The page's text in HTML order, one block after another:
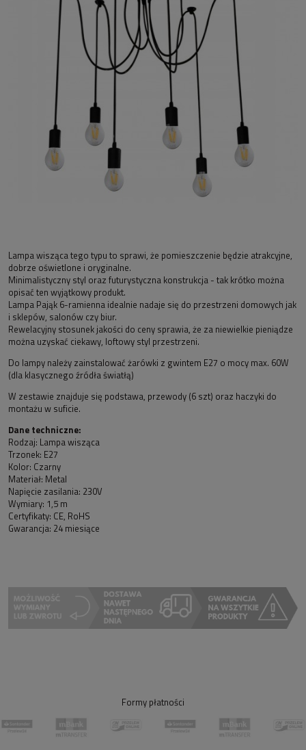
Lampa wisząca tego typu to sprawi, że pomieszczenie będzie atrakcyjne,
dobrze oświetlone i oryginalne.
Minimalistyczny styl oraz futurystyczna konstrukcja - tak krótko można
opisać ten wyjątkowy produkt.
Lampa Pająk 6-ramienna idealnie nadaje się do przestrzeni domowych jak
i sklepów, salonów czy biur.
Rewelacyjny stosunek jakości do ceny sprawia, że za niewielkie pieniądze
można uzyskać ciekawy, loftowy styl przestrzeni.
Do lampy należy zainstalować żarówki z gwintem E27 o mocy max. 60W
(dla klasycznego źródła światłą)
W zestawie znajduje się podstawa, przewody (6 szt) oraz haczyki do
montażu w suficie.
Dane techniczne:
Rodzaj: Lampa wisząca
Trzonek: E27
Kolor: Czarny
Materiał: Metal
Napięcie zasilania: 230V
Wymiary: 1,5 m
Certyfikaty: CE, RoHS
Gwarancja: 24 miesiące
Formy płatności